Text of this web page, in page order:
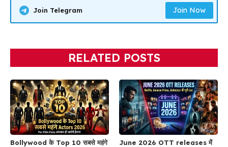
Join Telegram Join Now
RELATED POSTS
Bollywood के Top 10 सबसे महंगे
June 2026 OTT releases में